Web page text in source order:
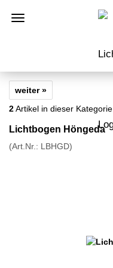
weiter »
2Artikel in dieser Kategorie
Lichtbogen Höngeda
(Art.Nr.: LBHGD)